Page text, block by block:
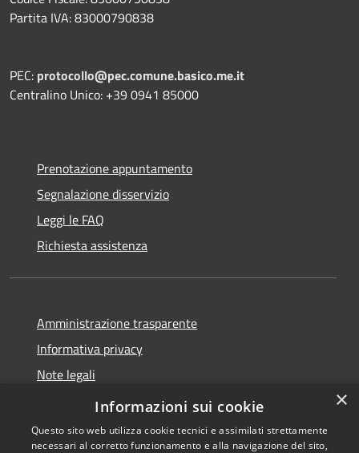
Partita IVA: 83000790838
PEC: protocollo@pec.comune.basico.me.it
Centralino Unico: +39 0941 85000
Prenotazione appuntamento
Segnalazione disservizio
Leggi le FAQ
Richiesta assistenza
Amministrazione trasparente
Informativa privacy
Note legali
Dichiarazione di accessibilità
×
Informazioni sui cookie
Questo sito web utilizza cookie tecnici e assimilati strettamente
necessari al corretto funzionamento e alla navigazione del sito,